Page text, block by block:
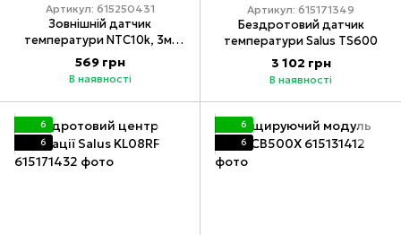
Артикул: 615250431
Зовнішній датчик
температури NTC10k, 3м,
Salus FS300
569 грн
В наявності
Артикул: 615171349
Бездротовий датчик
температури Salus TS600
3 102 грн
В наявності
6
6
6
6